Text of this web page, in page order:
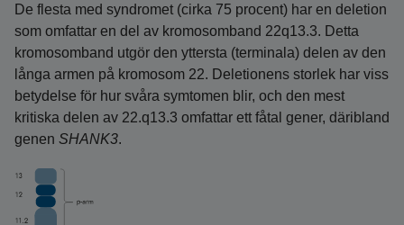
De flesta med syndromet (cirka 75 procent) har en deletion
som omfattar en del av kromosomband 22q13.3. Detta
kromosomband utgör den yttersta (terminala) delen av den
långa armen på kromosom 22. Deletionens storlek har viss
betydelse för hur svåra symtomen blir, och den mest
kritiska delen av 22.q13.3 omfattar ett fåtal gener, däribland
genen SHANK3.